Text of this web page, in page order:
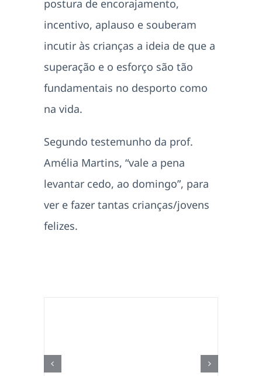
postura de encorajamento,
incentivo, aplauso e souberam
incutir às crianças a ideia de que a
superação e o esforço são tão
fundamentais no desporto como
na vida.
Segundo testemunho da prof.
Amélia Martins, “vale a pena
levantar cedo, ao domingo”, para
ver e fazer tantas crianças/jovens
felizes.